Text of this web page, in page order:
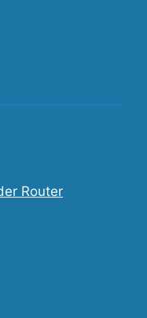
Router